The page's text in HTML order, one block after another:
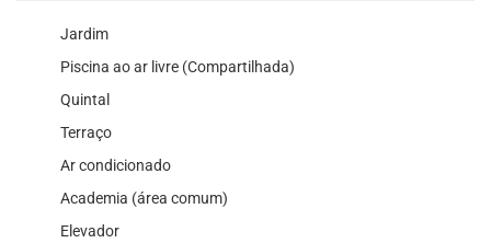
Jardim
Piscina ao ar livre (Compartilhada)
Quintal
Terraço
Ar condicionado
Academia (área comum)
Elevador